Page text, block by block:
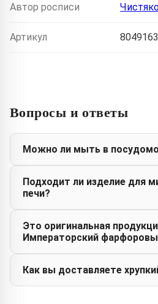
Автор росписи
Артикул
Вопросы и ответы
Можно ли мыть в
Подходит ли изделие для
печи?
Это оригинальная
Императорский
Как вы доставляете